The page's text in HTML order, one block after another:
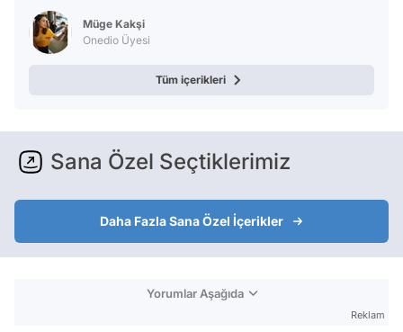
Müge Kakşi
Onedio Üyesi
Tüm içerikleri
Sana Özel Seçtiklerimiz
Daha Fazla Sana Özel İçerikler
Yorumlar Aşağıda
Reklam